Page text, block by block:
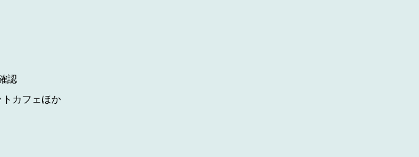
認
トカフェほか